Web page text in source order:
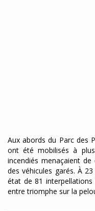
Aux abords du Parc des
ont été mobilisés à
incendiés menaçaient
des véhicules garés. À
état de 81
entre triomphe sur la